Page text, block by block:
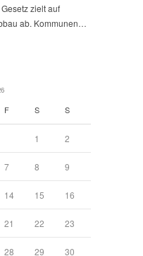
zielt auf
ab. Kommunen…
F S S
1 2
7 8 9
14 15 16
21 22 23
28 29 30